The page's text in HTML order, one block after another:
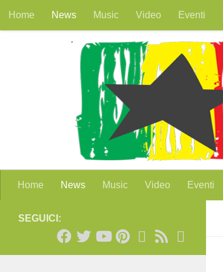
Salta al contenuto
Home News Music Video Eventi
Home News Music Video Eventi
SEGUICI: